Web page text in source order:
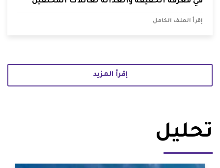
إقرأ الملف الكامل
إقرأ المزيد
تحليل